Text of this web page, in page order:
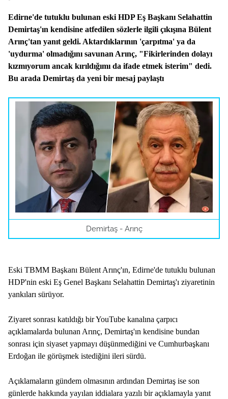
Edirne'de tutuklu bulunan eski HDP Eş Başkanı Selahattin
Demirtaş'ın kendisine atfedilen sözlerle ilgili çıkışına Bülent
Arınç'tan yanıt geldi. Aktardıklarının 'çarpıtma' ya da
'uydurma' olmadığını savunan Arınç, "Fikirlerinden dolayı
kızmıyorum ancak kırıldığımı da ifade etmek isterim" dedi.
Bu arada Demirtaş da yeni bir mesaj paylaştı
Demirtaş - Arınç
Eski TBMM Başkanı Bülent Arınç'ın, Edirne'de tutuklu bulunan
HDP'nin eski Eş Genel Başkanı Selahattin Demirtaş'ı ziyaretinin
yankıları sürüyor.
Ziyaret sonrası katıldığı bir YouTube kanalına çarpıcı
açıklamalarda bulunan Arınç, Demirtaş'ın kendisine bundan
sonrası için siyaset yapmayı düşünmediğini ve Cumhurbaşkanı
Erdoğan ile görüşmek istediğini ileri sürdü.
Açıklamaların gündem olmasının ardından Demirtaş ise son
günlerde hakkında yayılan iddialara yazılı bir açıklamayla yanıt